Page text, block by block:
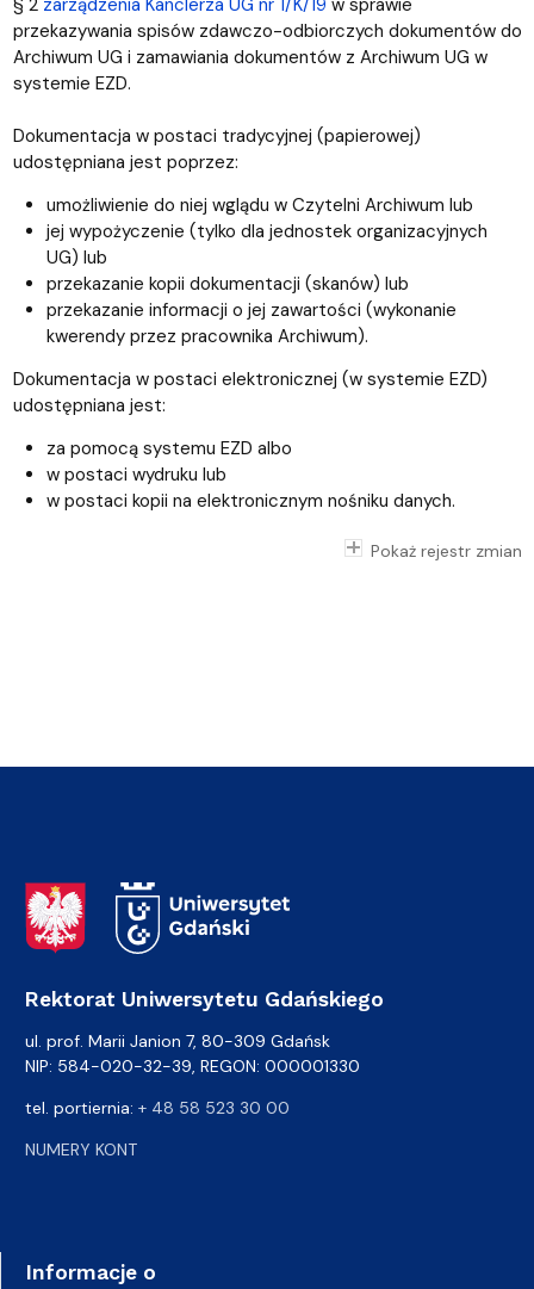
przekazywania spisów zdawczo-odbiorczych dokumentów do
Archiwum UG i zamawiania dokumentów z Archiwum UG w
systemie EZD.
Dokumentacja w postaci tradycyjnej (papierowej)
udostępniana jest poprzez:
umożliwienie do niej wglądu w Czytelni Archiwum lub
jej wypożyczenie (tylko dla jednostek organizacyjnych
UG) lub
przekazanie kopii dokumentacji (skanów) lub
przekazanie informacji o jej zawartości (wykonanie
kwerendy przez pracownika Archiwum).
Dokumentacja w postaci elektronicznej (w systemie EZD)
udostępniana jest:
za pomocą systemu EZD albo
w postaci wydruku lub
w postaci kopii na elektronicznym nośniku danych.
Pokaż rejestr zmian
Adres Rektoratu
Rektorat Uniwersytetu Gdańskiego
ul. prof. Marii Janion 7, 80-309 Gdańsk
NIP: 584-020-32-39, REGON: 000001330
tel. portiernia: + 48 58 523 30 00
NUMERY KONT
Informacje o